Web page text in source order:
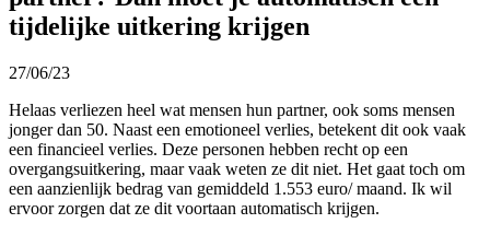
tijdelijke uitkering krijgen
27/06/23
Helaas verliezen heel wat mensen hun partner, ook soms mensen
jonger dan 50. Naast een emotioneel verlies, betekent dit ook vaak
een financieel verlies. Deze personen hebben recht op een
overgangsuitkering, maar vaak weten ze dit niet. Het gaat toch om
een aanzienlijk bedrag van gemiddeld 1.553 euro/ maand. Ik wil
ervoor zorgen dat ze dit voortaan automatisch krijgen.